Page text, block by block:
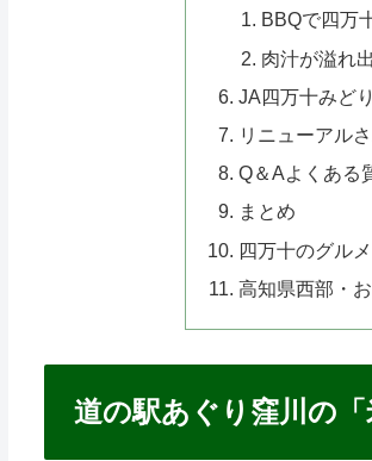
BBQで四万
肉汁が溢れ
JA四万十みど
リニューアル
Q＆Aよくある
まとめ
四万十のグル
高知県西部・
道の駅あぐり窪川の